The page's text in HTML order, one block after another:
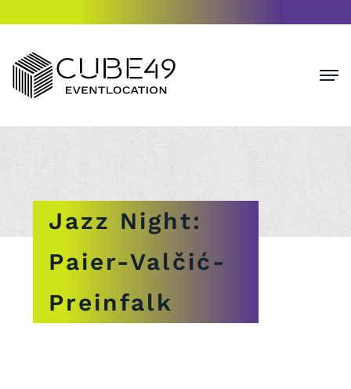
Jazz Night:
Paier-Valčić-
Preinfalk